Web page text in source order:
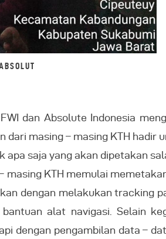
dan Absolute Indonesia
dari masing – masing KTH
saja yang akan dipetakan
KTH memulai
dengan melakukan tracking
alat navigasi. Selain
dengan pengambilan data –